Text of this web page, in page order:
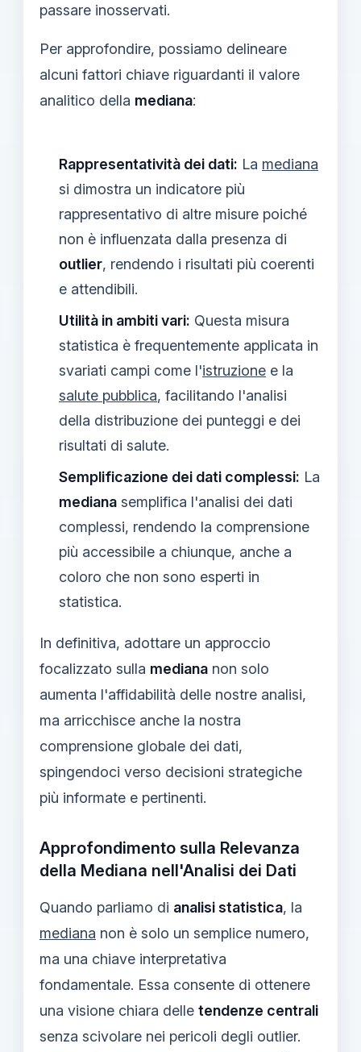
passare inosservati.
Per approfondire, possiamo delineare
alcuni fattori chiave riguardanti il valore
analitico della mediana:
Rappresentatività dei dati: La mediana
si dimostra un indicatore più
rappresentativo di altre misure poiché
non è influenzata dalla presenza di
outlier, rendendo i risultati più coerenti
e attendibili.
Utilità in ambiti vari: Questa misura
statistica è frequentemente applicata in
svariati campi come l'istruzione e la
salute pubblica, facilitando l'analisi
della distribuzione dei punteggi e dei
risultati di salute.
Semplificazione dei dati complessi: La
mediana semplifica l'analisi dei dati
complessi, rendendo la comprensione
più accessibile a chiunque, anche a
coloro che non sono esperti in
statistica.
In definitiva, adottare un approccio
focalizzato sulla mediana non solo
aumenta l'affidabilità delle nostre analisi,
ma arricchisce anche la nostra
comprensione globale dei dati,
spingendoci verso decisioni strategiche
più informate e pertinenti.
Approfondimento sulla Relevanza
della Mediana nell'Analisi dei Dati
Quando parliamo di analisi statistica, la
mediana non è solo un semplice numero,
ma una chiave interpretativa
fondamentale. Essa consente di ottenere
una visione chiara delle tendenze centrali
senza scivolare nei pericoli degli outlier.